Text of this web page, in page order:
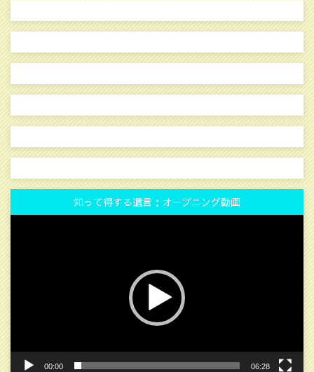
知って得する遺言：オープニング動画
動
画
プ
レ
ー
ヤ
ー
00:00 06:28